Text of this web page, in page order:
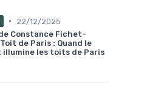
•
22/12/2025
Constance Fichet-
de Paris : Quand le
les toits de Paris